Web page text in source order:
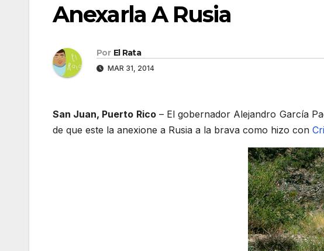
Anexarla A Rusia
Por El Rata
MAR 31, 2014
San Juan, Puerto Rico– El gobernador Alejandro García
de que este la anexione a Rusia a la brava como hizo con